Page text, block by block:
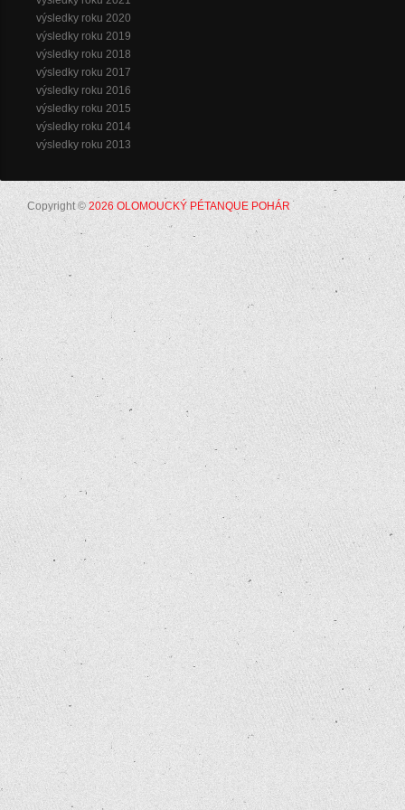
výsledky roku 2020
výsledky roku 2019
výsledky roku 2018
výsledky roku 2017
výsledky roku 2016
výsledky roku 2015
výsledky roku 2014
výsledky roku 2013
Copyright © 2026 OLOMOUCKÝ PÉTANQUE POHÁR